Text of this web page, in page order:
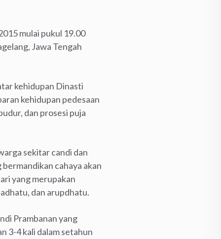
mulai pukul 19.00
Jawa Tengah
kehidupan Dinasti
kehidupan pedesaan
dan prosesi puja
sekitar candi dan
cahaya akan
yang merupakan
dan arupdhatu.
Prambanan yang
3-4 kali dalam setahun